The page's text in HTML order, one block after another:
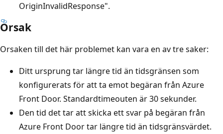
OriginInvalidResponse".
Orsak
Orsaken till det här problemet kan vara en av tre saker:
Ditt ursprung tar längre tid än tidsgränsen som
konfigurerats för att ta emot begäran från Azure
Front Door. Standardtimeouten är 30 sekunder.
Den tid det tar att skicka ett svar på begäran från
Azure Front Door tar längre tid än tidsgränsvärdet.